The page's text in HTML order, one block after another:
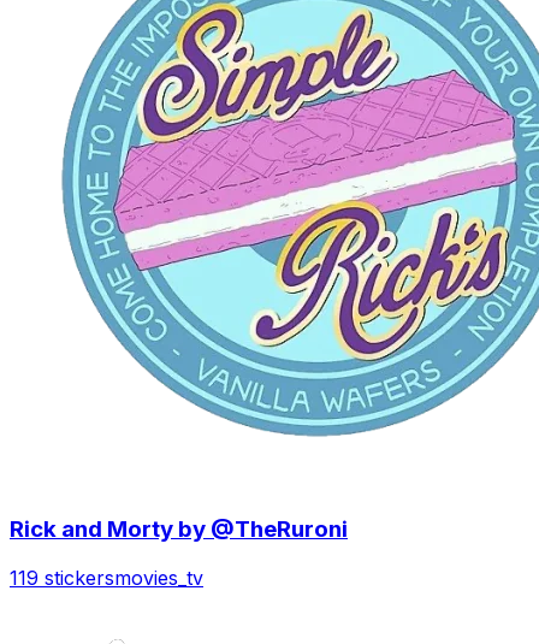
Rick and Morty by @TheRuroni
119 stickersmovies_tv